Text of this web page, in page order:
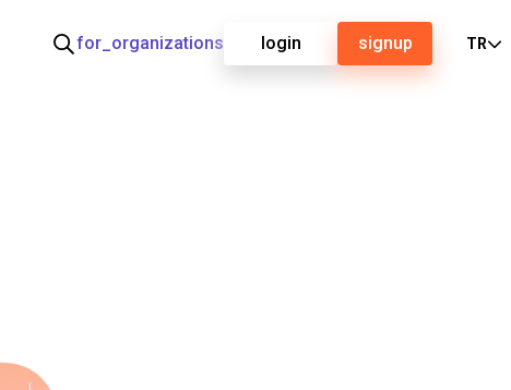
for_organizations login signup TR